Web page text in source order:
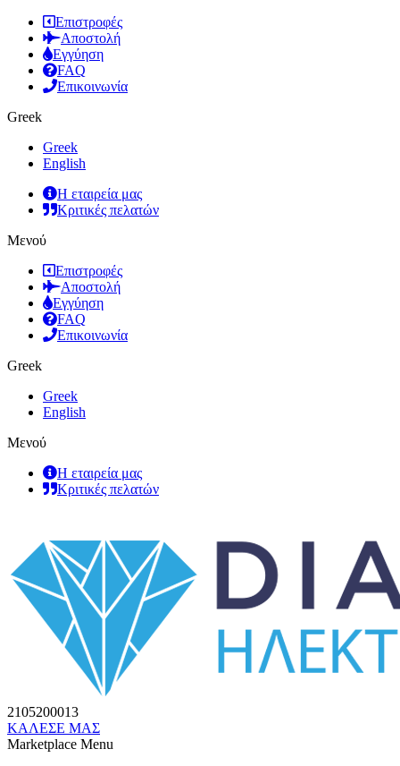
Επιστροφές
Αποστολή
Εγγύηση
FAQ
Επικοινωνία
Greek
Greek
English
Η εταιρεία μας
Κριτικές πελατών
Μενού
Επιστροφές
Αποστολή
Εγγύηση
FAQ
Επικοινωνία
Greek
Greek
English
Μενού
Η εταιρεία μας
Κριτικές πελατών
2105200013
ΚΑΛΕΣΕ ΜΑΣ
Marketplace Menu